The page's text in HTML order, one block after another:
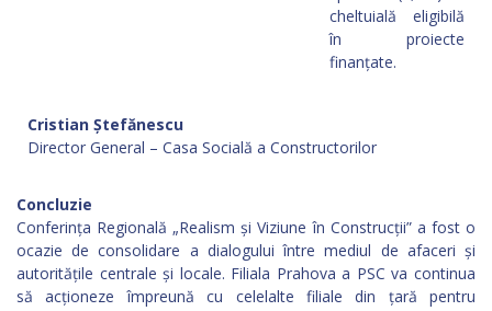
cheltuială eligibilă
în proiecte
finanțate.
Cristian Ștefănescu
Director General – Casa Socială a Constructorilor
Concluzie
Conferința Regională „Realism și Viziune în Construcții” a fost o
ocazie de consolidare a dialogului între mediul de afaceri și
autoritățile centrale și locale. Filiala Prahova a PSC va continua
să acționeze împreună cu celelalte filiale din țară pentru